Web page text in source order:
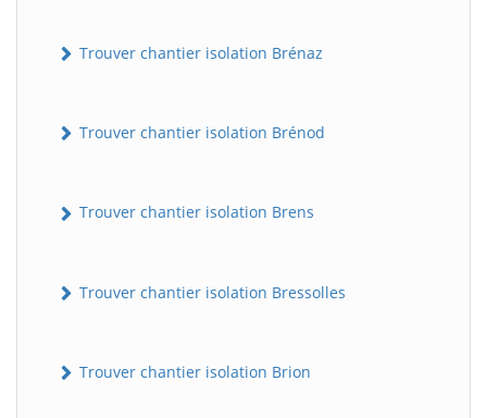
Trouver chantier isolation Brénaz
Trouver chantier isolation Brénod
Trouver chantier isolation Brens
Trouver chantier isolation Bressolles
Trouver chantier isolation Brion